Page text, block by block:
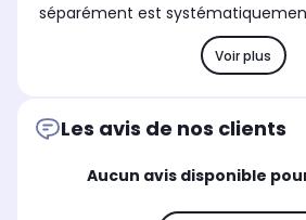
séparément est
Voir plus
Les avis de nos clients
Aucun avis disponible